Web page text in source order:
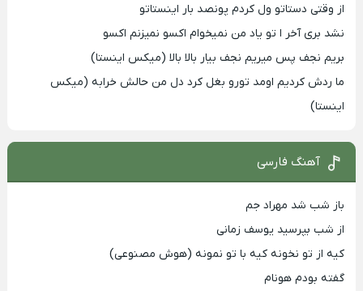
از وقتی دستاتو ول کردم پونصد بار اینستاتو
نشد بری آخر ا تو یاد من نمیخوام اکسو نمیزنم اکسو
بریم نجف پس میریم نجف بیار بالا بالا (میکس اینستا)
ما ردش کردیم اومد تورو بغل کرد دل من حالش خرابه (میکس
اینستا)
آهنگ فارسی
باز شب شد مهراد جم
از شب بپرسید یوسف زمانی
کیه از تو نخونه کیه با تو نمونه (هوش مصنوعی)
گفته بودم هونام